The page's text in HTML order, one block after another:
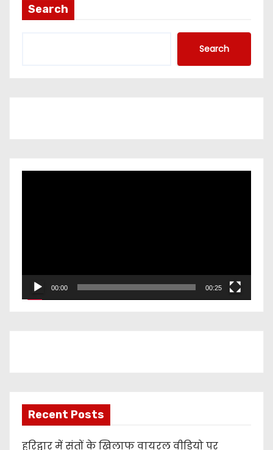
Search
Search
a
00:00 00:25
Recent Posts
हरिद्वार में संतों के खिलाफ वायरल वीडियो पर